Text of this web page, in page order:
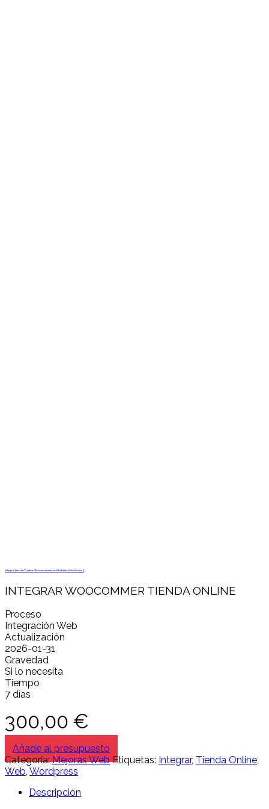
Integra Tienda Online Woocommerce Multidisc Soluciones 3
INTEGRAR WOOCOMMER TIENDA ONLINE
Proceso
Integración Web
Actualización
2026-01-31
Gravedad
Si lo necesita
Tiempo
7 días
300,00 €
Añade al presupuesto
Categoría:Mejoras Web Etiquetas: Integrar, Tienda Online,
Web, Wordpress
Descripción